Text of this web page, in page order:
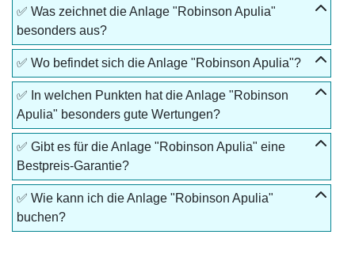
✅ Was zeichnet die Anlage "Robinson Apulia"
besonders aus?
✅ Wo befindet sich die Anlage "Robinson Apulia"?
✅ In welchen Punkten hat die Anlage "Robinson
Apulia" besonders gute Wertungen?
✅ Gibt es für die Anlage "Robinson Apulia" eine
Bestpreis-Garantie?
✅ Wie kann ich die Anlage "Robinson Apulia"
buchen?